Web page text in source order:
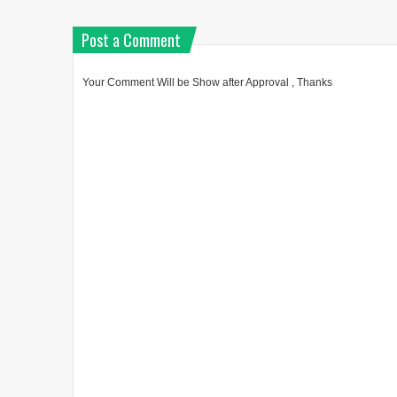
Post a Comment
Your Comment Will be Show after Approval , Thanks